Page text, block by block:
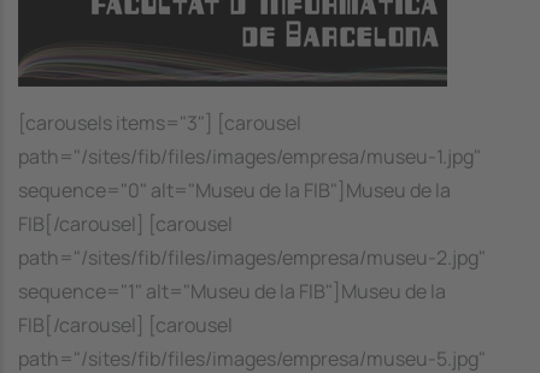
[carousels items="3"] [carousel
path="/sites/fib/files/images/empresa/museu-1.jpg"
sequence="0" alt="Museu de la FIB"]Museu de la
FIB[/carousel] [carousel
path="/sites/fib/files/images/empresa/museu-2.jpg"
sequence="1" alt="Museu de la FIB"]Museu de la
FIB[/carousel] [carousel
path="/sites/fib/files/images/empresa/museu-5.jpg"